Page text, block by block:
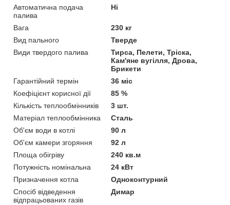
Автоматична подача
палива
Ні
Вага
230 кг
Вид пального
Тверде
Види твердого палива
Тирса, Пелети, Тріска,
Кам'яне вугілля, Дрова,
Брикети
Гарантійний термін
36 міс
Коефіцієнт корисної дії
85 %
Кількість теплообмінників
3 шт.
Матеріал теплообмінника
Сталь
Об'єм води в котлі
90 л
Об'єм камери згоряння
92 л
Площа обігріву
240 кв.м
Потужність номінальна
24 кВт
Призначення котла
Одноконтурний
Спосіб відведення
відпрацьованих газів
Димар